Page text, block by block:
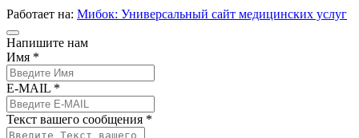
Работает на: Мибок: Универсальный сайт медицинских услуг
Напишите нам
Имя *
E-MAIL *
Текст вашего сообщения *